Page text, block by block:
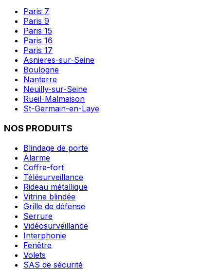
Paris 7
Paris 9
Paris 15
Paris 16
Paris 17
Asnieres-sur-Seine
Boulogne
Nanterre
Neuilly-sur-Seine
Rueil-Malmaison
St-Germain-en-Laye
NOS PRODUITS
Blindage de porte
Alarme
Coffre-fort
Télésurveillance
Rideau métallique
Vitrine blindée
Grille de défense
Serrure
Vidéosurveillance
Interphonie
Fenêtre
Volets
SAS de sécurité